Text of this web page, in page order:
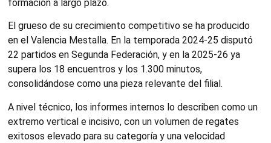
formación a largo plazo.
El grueso de su crecimiento competitivo se ha producido
en el Valencia Mestalla. En la temporada 2024-25 disputó
22 partidos en Segunda Federación, y en la 2025-26 ya
supera los 18 encuentros y los 1.300 minutos,
consolidándose como una pieza relevante del filial.
A nivel técnico, los informes internos lo describen como un
extremo vertical e incisivo, con un volumen de regates
exitosos elevado para su categoría y una velocidad